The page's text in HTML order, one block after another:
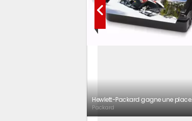
Hewlett-Packard gagne une place.
Packard